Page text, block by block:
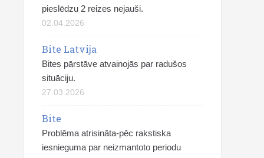
pieslēdzu 2 reizes nejauši.
02.04.2026
Bite Latvija
Bites pārstāve atvainojās par radušos
situāciju.
27.03.2026
Bite
Problēma atrisināta-pēc rakstiska
iesnieguma par neizmantoto periodu